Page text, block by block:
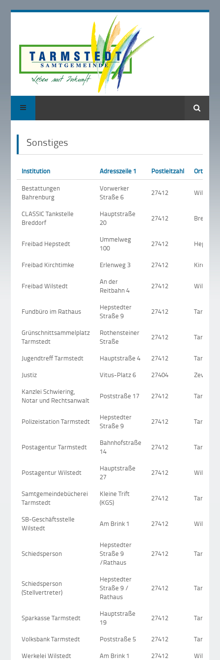
Suche
Sonstiges
Institution Adresszeile 1 Postleitzahl
Ort
Bestattungen
Bahrenburg
Vorwerker
Straße 6
27412 Wilstedt
CLASSIC Tankstelle
Breddorf
Hauptstraße
20
27412 Breddorf
Freibad Hepstedt
Ummelweg
100
27412 Hepstedt
Freibad Kirchtimke Erlenweg 3 27412
Freibad Wilstedt
An der
Reitbahn 4
27412 Wilstedt
Fundbüro im Rathaus
Hepstedter
Straße 9
27412
Grünschnittsammelplatz
Tarmstedt
Rothensteiner
Straße
27412
Jugendtreff Tarmstedt Hauptstraße 4 27412
Justiz
Vitus-Platz 6 27404
Zeven
Kanzlei Schwiering,
Notar und Rechtsanwalt
Poststraße 17 27412
Polizeistation Tarmstedt
Hepstedter
Straße 9
27412
Postagentur Tarmstedt
Bahnhofstraße
14
27412
Postagentur Wilstedt
Hauptstraße
27
27412 Wilstedt
Samtgemeindebücherei
Tarmstedt
Kleine Trift
(KGS)
27412
SB-Geschäftsstelle
Wilstedt
Am Brink 1 27412 Wilstedt
Schiedsperson
Hepstedter
Straße 9
/Rathaus
27412
Schiedsperson
(Stellvertreter)
Hepstedter
Straße 9 /
Rathaus
27412
Sparkasse Tarmstedt
Hauptstraße
19
27412
Volksbank Tarmstedt Poststraße 5 27412
Werkelei Wilstedt
Am Brink 1 27412 Wilstedt